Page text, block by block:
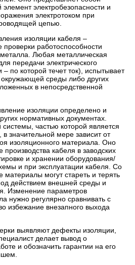
электробезопасности и
электротоком при
цепью.
изоляции кабеля –
работоспособности
Любая металлическая
передачи электрического
по которой течет ток), испытывает
окружающей среды либо других
в непосредственной
изоляции определено и
нормативных документах.
системы, частью которой является
значительной мере зависит от
изоляционного материала. Оно
кабеля в заводских
и хранении оборудования/
и при эксплуатации кабеля. Со
могут стареть и терять
действием внешней среды и
Изменение параметров
нужно регулярно сравнивать с
избежание внезапного выхода
выявляют дефекты изоляции,
делает вывод о
и обозначить гарантии на его